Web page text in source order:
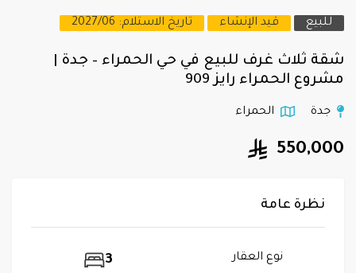
للبيع قيد الإنشاء تاريخ الاستلام: 2027/06
شقة ثلاث غرف للبيع في حي الحمراء – جدة |
مشروع الحمراء رايز 909
جدة الحمراء
550,000
نظرة عامة
نوع العقار 3